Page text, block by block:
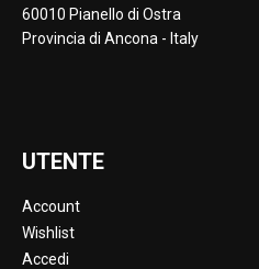
60010 Pianello di Ostra
Provincia di Ancona - Italy
UTENTE
Account
Wishlist
Accedi